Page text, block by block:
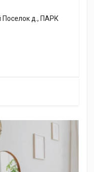
Поселок д., ПАРК